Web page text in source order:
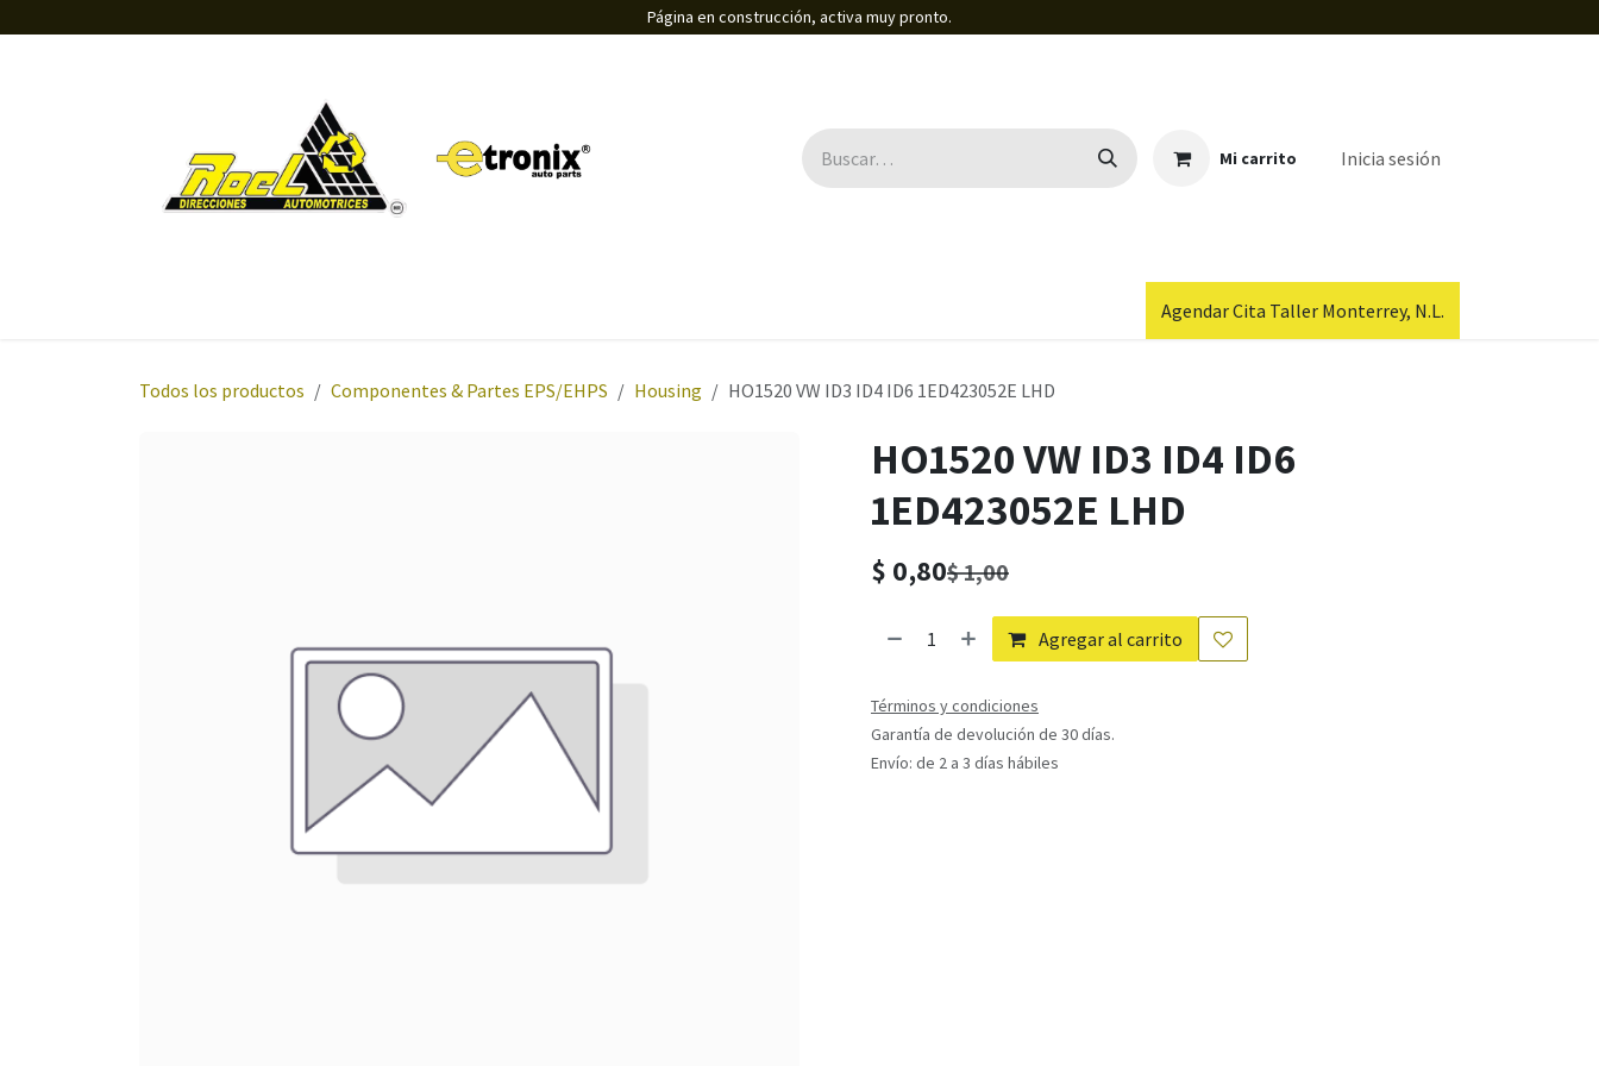
Página en construcción, activa muy pronto.
Mi carrito Inicia sesión
Agendar Cita Taller Monterrey, N.L.
Todos los productos Componentes & Partes EPS/EHPS Housing HO1520 VW ID3 ID4 ID6 1ED423052E LHD
HO1520 VW ID3 ID4 ID6
1ED423052E LHD
$ 0,80$1,00
Agregar al carrito
Términos y condiciones
Garantía de devolución de 30 días.
Envío: de 2 a 3 días hábiles